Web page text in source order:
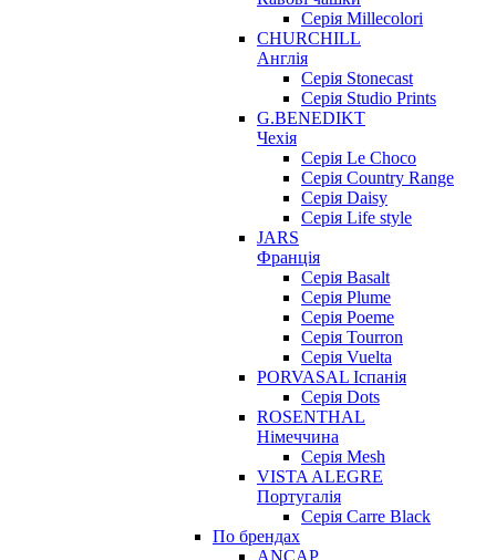
Серія Millecolori
CHURCHILL
Англія
Серія Stonecast
Серія Studio Prints
G.BENEDIKT
Чехія
Cерія Le Choco
Серія Country Range
Серія Daisy
Серія Life style
JARS
Франція
Серія Basalt
Серія Plume
Серія Poeme
Серія Tourron
Серія Vuelta
PORVASAL Іспанія
Серія Dots
ROSENTHAL
Німеччина
Серія Mesh
VISTA ALEGRE
Португалія
Серія Carre Black
По брендах